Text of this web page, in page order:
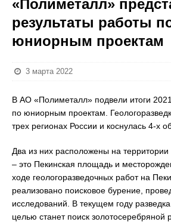
«Полиметалл»
результаты работы
юниорным проектам
3 марта 2022
В АО «Полиметалл» подвели итоги
по юниорным проектам.
трех регионах России и коснулась 4-х
Два из них расположены на территории
– это Пекинская площадь и
ходе геологоразведочных работ на
реализовано поисковое бурение,
исследований. В текущем году
целью станет поиск золотосеребряной